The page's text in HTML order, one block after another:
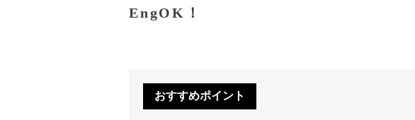
EngOK！
おすすめポイント